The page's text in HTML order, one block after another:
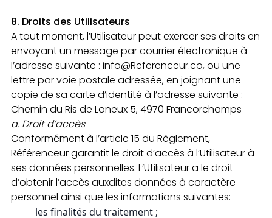
8. Droits des Utilisateurs
A tout moment, l’Utilisateur peut exercer ses droits en
envoyant un message par courrier électronique à
l’adresse suivante : info@Referenceur.co, ou une
lettre par voie postale adressée, en joignant une
copie de sa carte d’identité à l’adresse suivante :
Chemin du Ris de Loneux 5, 4970 Francorchamps
a. Droit d’accès
Conformément à l’article 15 du Règlement,
Référenceur garantit le droit d’accès à l’Utilisateur à
ses données personnelles. L’Utilisateur a le droit
d’obtenir l’accès auxdites données à caractère
personnel ainsi que les informations suivantes:
les finalités du traitement ;